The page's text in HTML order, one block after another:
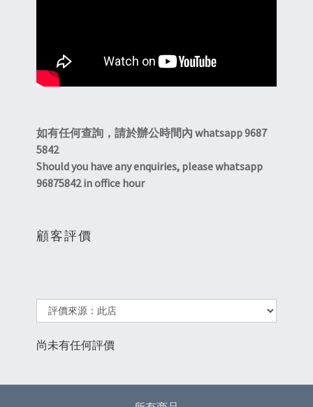
如有任何查詢， 請於辦公時間內 whatsapp 9687
5842
Should you have any enquiries, please whatsapp
96875842 in office hour
顧客評價
尚未有任何評價